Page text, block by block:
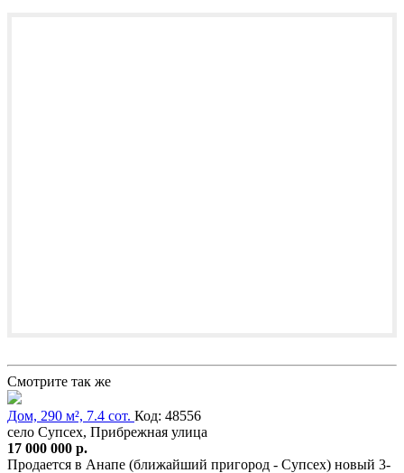
Смотрите так же
Дом, 290 м², 7.4 сот. Код: 48556
село Супсех, Прибрежная улица
17 000 000 р.
Продается в Анапе (ближайший пригород - Супсех) новый 3-